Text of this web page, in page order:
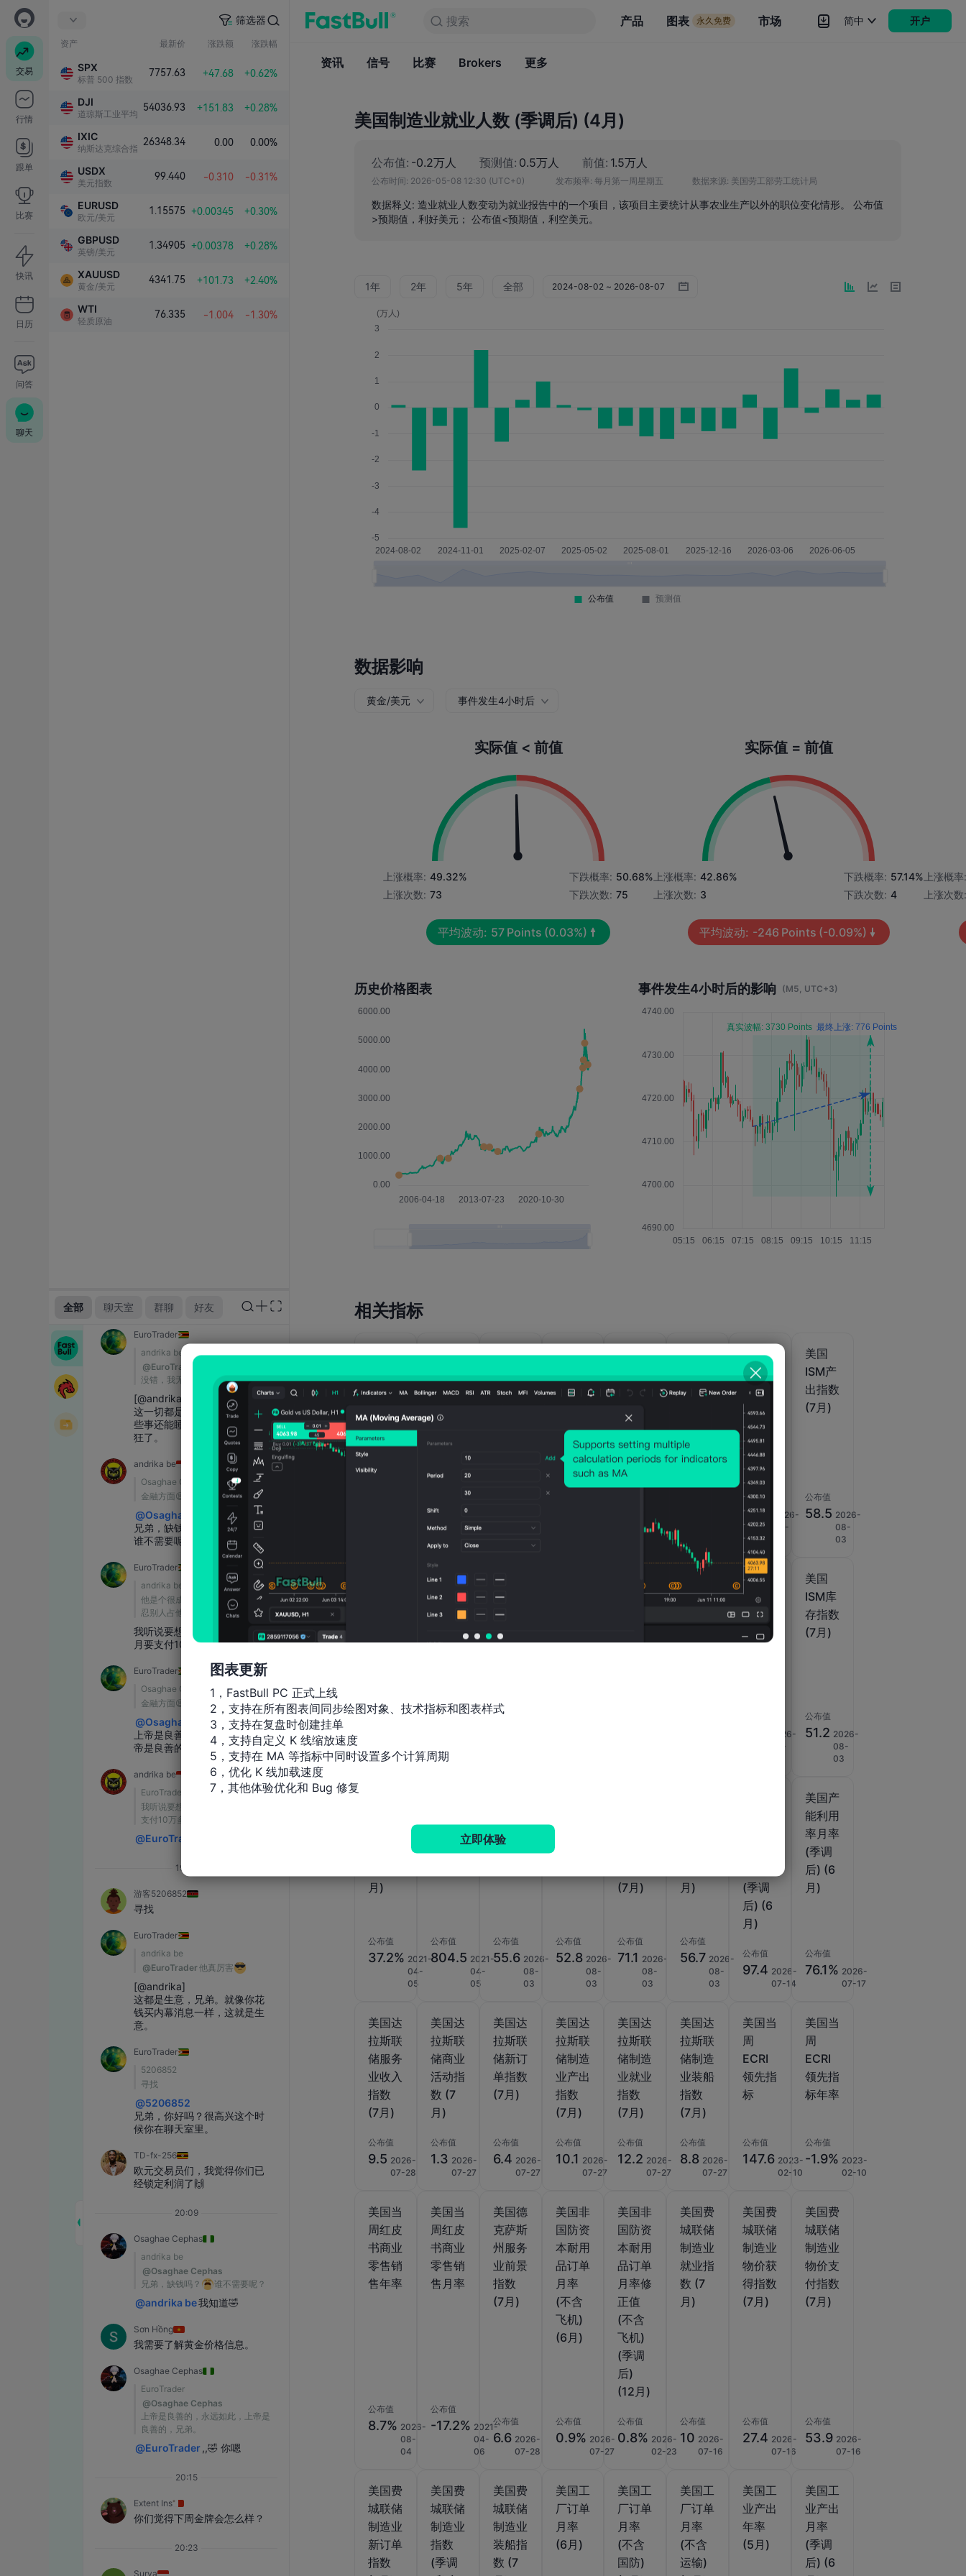
交易
行情
跟单
比赛
快讯
日历
问答
聊天
筛选器
资产 最新价 涨跌额 涨跌幅
SPX
标普 500 指数
7757.63 +47.68 +0.62%
DJI
道琼斯工业平均指数
54036.93 +151.83 +0.28%
IXIC
纳斯达克综合指数
26348.34 0.00 0.00%
USDX
美元指数
99.440 -0.310 -0.31%
EURUSD
欧元/美元
1.15575 +0.00345 +0.30%
GBPUSD
英镑/美元
1.34905 +0.00378 +0.28%
XAUUSD
黄金/美元
4341.75 +101.73 +2.40%
WTI
轻质原油
76.335 -1.004 -1.30%
搜索 产品 图表 永久免费 市场
资讯 信号
简中 开户
搜索
资讯 信号 比赛 Brokers 更多
美国制造业就业人数 (季调后) (4月)
公布值: -0.2万人 预测值: 0.5万人 前值: 1.5万人
公布时间: 2026-05-08 12:30 (UTC+0) 发布频率: 每月第一周星期五 数据来源: 美国劳工部劳工统计局
数据释义: 造业就业人数变动为就业报告中的一个项目，该项目主要统计从事农业生产以外的职位变化情形。 公布值
>预期值，利好美元； 公布值<预期值，利空美元。
1年 2年 5年 全部
数据影响
黄金/美元 事件发生4小时后
实际值 < 前值
上涨概率: 49.32%
上涨次数: 73
下跌概率: 50.68%
下跌次数: 75
平均波动: 57 Points (0.03%)
实际值 = 前值
上涨概率: 42.86%
上涨次数: 3
下跌概率: 57.14%
下跌次数: 4
平均波动: -246 Points (-0.09%)
上涨概
上涨次
历史价格图表 事件发生4小时后的影响 (M5, UTC+3)
相关指标
美国
PP经
指数
(8月)
美国
Markit
PMI初
值 (季
(7月)
公布值
53.6
2026-
美国
Markit
08-
美国
Markit
值 (季
调后)
(7月)
美国
Markit
PMI终
值 (7
月)
08-
美国
Markit
值 (季
调后)
美国
IHS
Markit
综合
PMI终
值 (7
月)
公布值
54.5
2026-
08-
美国
ISM产
出指数
(7月)
公布值
58.5 2026-
08-
03
公布值
05
美国
ISM非
制造业
供应商
公布值
美国
ISM非
制造业
就业指
公布值
ISM非
美国
ISM非
美国
ISM非
制造业
新订单
2026-
08-
美国
ISM库
存指数
(7月)
公布值
51.2 2026-
08-
03
月)
公布值
37.2% 2021-
04-
05
约指数
(3月)
公布值
804.5 2021-
04-
05
造业
PMI (7
公布值
55.6 2026-
08-
03
公布值
52.8 2026-
08-
03
(7月)
公布值
71.1 2026-
08-
03
月)
公布值
56.7 2026-
08-
03
(季调
后) (6
月)
公布值
97.4 2026-
07-14
美国产
能利用
率月率
(季调
后) (6
月)
公布值
76.1% 2026-
07-17
美国达
拉斯联
储服务
业收入
指数
(7月)
公布值
9.5 2026-
07-28
美国达
拉斯联
储商业
活动指
数 (7
月)
公布值
1.3 2026-
07-27
美国达
拉斯联
储新订
单指数
(7月)
公布值
6.4 2026-
07-27
美国达
拉斯联
储制造
业产出
指数
(7月)
公布值
10.1 2026-
07-27
美国达
拉斯联
储制造
业就业
指数
(7月)
公布值
12.2 2026-
07-27
美国达
拉斯联
储制造
业装船
指数
(7月)
公布值
8.8 2026-
07-27
美国当
周
ECRI
领先指
标
公布值
147.6 2023-
02-10
美国当
周
ECRI
领先指
标年率
公布值
-1.9% 2023-
02-10
美国当
周红皮
书商业
零售销
售年率
公布值
8.7% 2026-
08-
04
美国当
周红皮
书商业
零售销
售月率
公布值
-17.2% 2021-
04-
06
美国德
克萨斯
州服务
业前景
指数
(7月)
公布值
6.6 2026-
07-28
美国非
国防资
本耐用
品订单
月率
(不含
飞机)
(6月)
公布值
0.9% 2026-
07-27
美国非
国防资
本耐用
品订单
月率修
正值
(不含
飞机)
(季调
后)
(12月)
公布值
0.8% 2026-
02-23
美国费
城联储
制造业
就业指
数 (7
月)
公布值
10 2026-
07-16
美国费
城联储
制造业
物价获
得指数
(7月)
公布值
27.4 2026-
07-16
美国费
城联储
制造业
物价支
付指数
(7月)
公布值
53.9 2026-
07-16
美国费
城联储
制造业
新订单
指数
美国费
城联储
制造业
指数
(季调
美国费
城联储
制造业
装船指
数 (7
美国工
厂订单
月率
(6月)
美国工
厂订单
月率
(不含
国防)
美国工
厂订单
月率
(不含
运输)
美国工
业产出
年率
(5月)
美国工
业产出
月率
(季调
后) (6
图表更新
1，FastBull PC 正式上线
2，支持在所有图表间同步绘图对象、技术指标和图表样式
3，支持在复盘时创建挂单
4，支持自定义 K 线缩放速度
5，支持在 MA 等指标中同时设置多个计算周期
6，优化 K 线加载速度
7，其他体验优化和 Bug 修复
立即体验